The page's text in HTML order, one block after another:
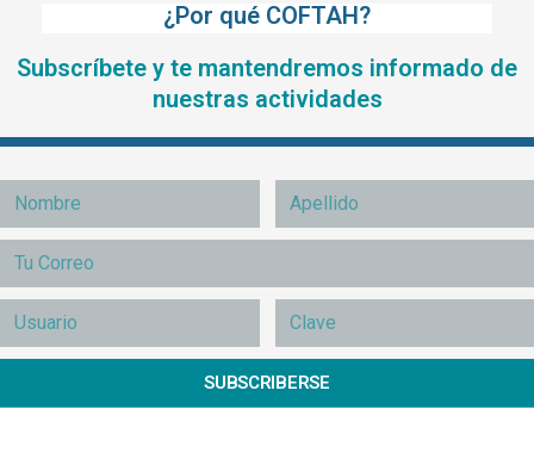
¿Por qué COFTAH?
Subscríbete y te mantendremos informado de
nuestras actividades
SUBSCRIBERSE